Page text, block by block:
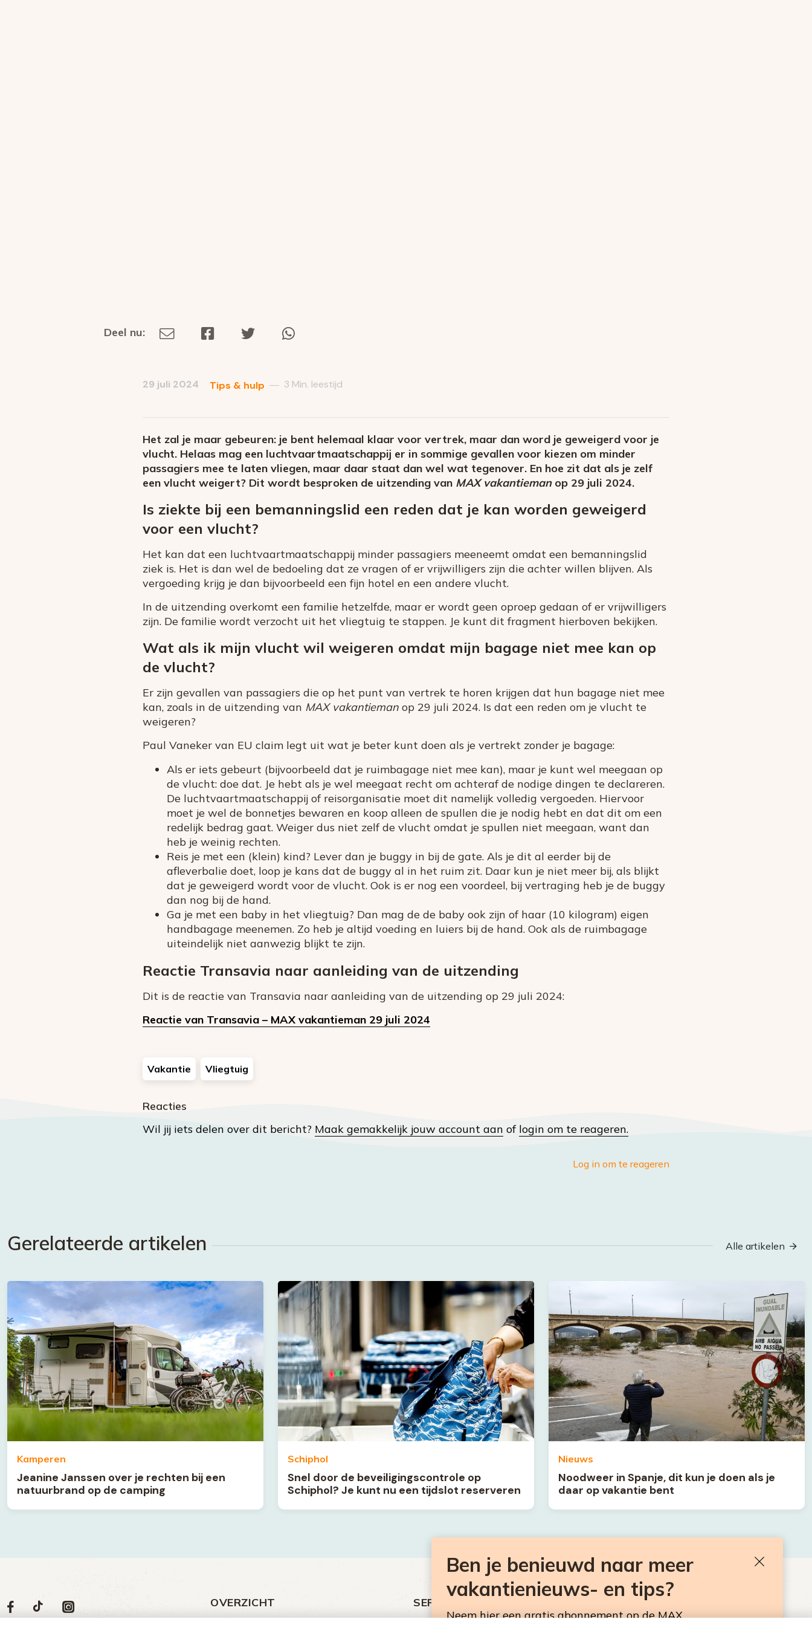
Deel
Deel nu:
mail
29 juli 2024 Tips & hulp — 3 Min. leestijd
Het zal je maar gebeuren: je bent helemaal klaar voor vertrek, maar dan word je geweigerd voor je
vlucht. Helaas mag een luchtvaartmaatschappij er in sommige gevallen voor kiezen om minder
passagiers mee te laten vliegen, maar daar staat dan wel wat tegenover. En hoe zit dat als je zelf
een vlucht weigert? Dit wordt besproken de uitzending van MAX vakantiemanop 29 juli 2024.
Is ziekte bij een bemanningslid een reden dat je kan worden geweigerd
voor een vlucht?
Het kan dat een luchtvaartmaatschappij minder passagiers meeneemt omdat een bemanningslid
ziek is. Het is dan wel de bedoeling dat ze vragen of er vrijwilligers zijn die achter willen blijven. Als
vergoeding krijg je dan bijvoorbeeld een fijn hotel en een andere vlucht.
In de uitzending overkomt een familie hetzelfde, maar er wordt geen oproep gedaan of er vrijwilligers
zijn. De familie wordt verzocht uit het vliegtuig te stappen. Je kunt dit fragment hierboven bekijken.
Wat als ik mijn vlucht wil weigeren omdat mijn bagage niet mee kan op
de vlucht?
Er zijn gevallen van passagiers die op het punt van vertrek te horen krijgen dat hun bagage niet mee
kan, zoals in de uitzending van MAX vakantieman op 29 juli 2024. Is dat een reden om je vlucht te
weigeren?
Paul Vaneker van EU claim legt uit wat je beter kunt doen als je vertrekt zonder je bagage:
Als er iets gebeurt (bijvoorbeeld dat je ruimbagage niet mee kan), maar je kunt wel meegaan op
de vlucht: doe dat. Je hebt als je wel meegaat recht om achteraf de nodige dingen te declareren.
De luchtvaartmaatschappij of reisorganisatie moet dit namelijk volledig vergoeden. Hiervoor
moet je wel de bonnetjes bewaren en koop alleen de spullen die je nodig hebt en dat dit om een
redelijk bedrag gaat. Weiger dus niet zelf de vlucht omdat je spullen niet meegaan, want dan
heb je weinig rechten.
Reis je met een (klein) kind? Lever dan je buggy in bij de gate. Als je dit al eerder bij de
afleverbalie doet, loop je kans dat de buggy al in het ruim zit. Daar kun je niet meer bij, als blijkt
dat je geweigerd wordt voor de vlucht. Ook is er nog een voordeel, bij vertraging heb je de buggy
dan nog bij de hand.
Ga je met een baby in het vliegtuig? Dan mag de de baby ook zijn of haar (10 kilogram) eigen
handbagage meenemen. Zo heb je altijd voeding en luiers bij de hand. Ook als de ruimbagage
uiteindelijk niet aanwezig blijkt te zijn.
Reactie Transavia naar aanleiding van de uitzending
Dit is de reactie van Transavia naar aanleiding van de uitzending op 29 juli 2024:
Reactie van Transavia – MAX vakantieman 29 juli 2024
Vakantie Vliegtuig
Reacties
Wil jij iets delen over dit bericht? Maak gemakkelijk jouw account aan of login om te reageren.
Log in om te reageren
Gerelateerde artikelen Alle artikelen
Kamperen
Jeanine Janssen over je rechten bij een
natuurbrand op de camping
Schiphol
Snel door de beveiligingscontrole op
Schiphol? Je kunt nu een tijdslot reserveren
Nieuws
Noodweer in Spanje, dit kun je doen als je
daar op vakantie bent
Volg
ons
Social
media
Volg
Volg
Volg
OVERZICHT SERVICE BEN JE BENIEUWD NAAR MEER
VAKANTIENIEUWS- EN TIPS?
Ben je benieuwd naar meer
vakantienieuws- en tips?
Neem hier een gratis abonnement op de MAX